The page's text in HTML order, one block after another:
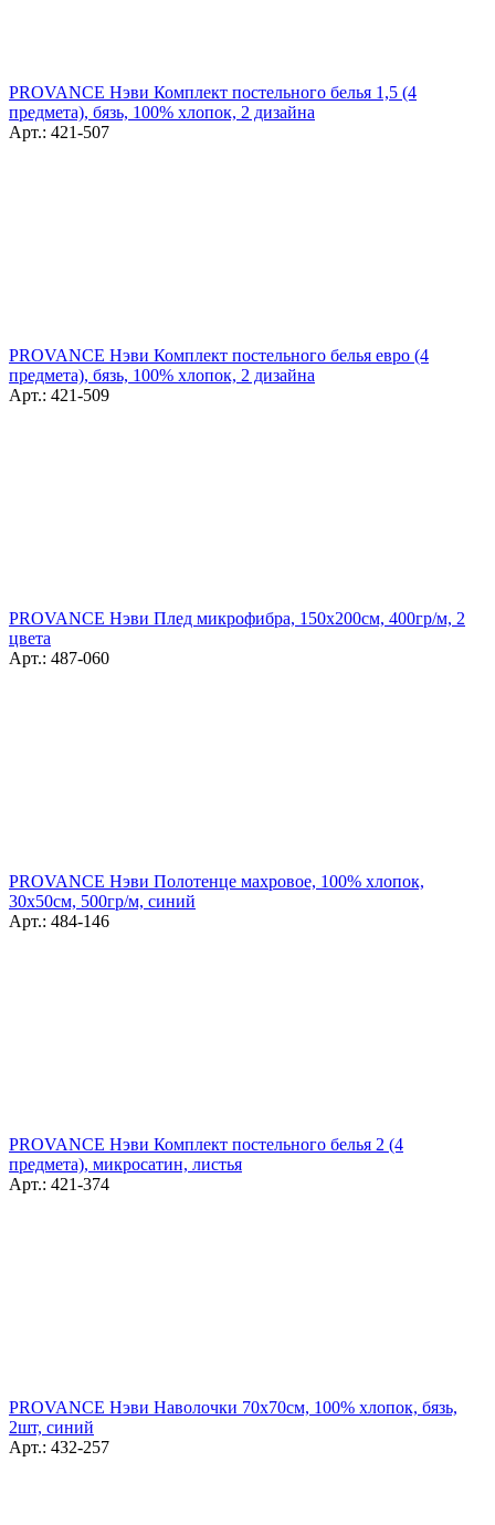
PROVANCE Нэви Комплект постельного белья 1,5 (4
предмета), бязь, 100% хлопок, 2 дизайна
Арт.: 421-507
PROVANCE Нэви Комплект постельного белья евро (4
предмета), бязь, 100% хлопок, 2 дизайна
Арт.: 421-509
PROVANCE Нэви Плед микрофибра, 150х200см, 400гр/м, 2
цвета
Арт.: 487-060
PROVANCE Нэви Полотенце махровое, 100% хлопок,
30х50см, 500гр/м, синий
Арт.: 484-146
PROVANCE Нэви Комплект постельного белья 2 (4
предмета), микросатин, листья
Арт.: 421-374
PROVANCE Нэви Наволочки 70х70см, 100% хлопок, бязь,
2шт, синий
Арт.: 432-257